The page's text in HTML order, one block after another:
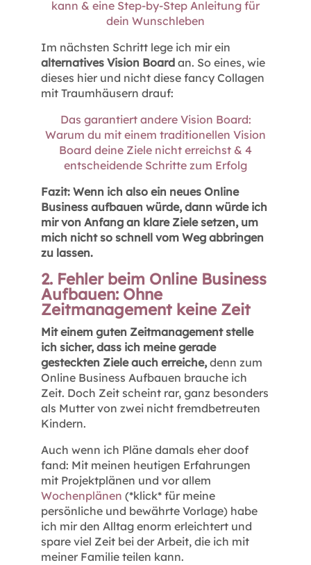
kann & eine Step-by-Step Anleitung für
dein Wunschleben
Im nächsten Schritt lege ich mir ein
alternatives Vision Board an. So eines, wie
dieses hier und nicht diese fancy Collagen
mit Traumhäusern drauf:
Das garantiert andere Vision Board:
Warum du mit einem traditionellen Vision
Board deine Ziele nicht erreichst & 4
entscheidende Schritte zum Erfolg
Fazit: Wenn ich also ein neues Online
Business aufbauen würde, dann würde ich
mir von Anfang an klare Ziele setzen, um
mich nicht so schnell vom Weg abbringen
zu lassen.
2. Fehler beim Online Business
Aufbauen: Ohne
Zeitmanagement keine Zeit
Mit einem guten Zeitmanagement stelle
ich sicher, dass ich meine gerade
gesteckten Ziele auch erreiche, denn zum
Online Business Aufbauen brauche ich
Zeit. Doch Zeit scheint rar, ganz besonders
als Mutter von zwei nicht fremdbetreuten
Kindern.
Auch wenn ich Pläne damals eher doof
fand: Mit meinen heutigen Erfahrungen
mit Projektplänen und vor allem
Wochenplänen (*klick* für meine
persönliche und bewährte Vorlage) habe
ich mir den Alltag enorm erleichtert und
spare viel Zeit bei der Arbeit, die ich mit
meiner Familie teilen kann.